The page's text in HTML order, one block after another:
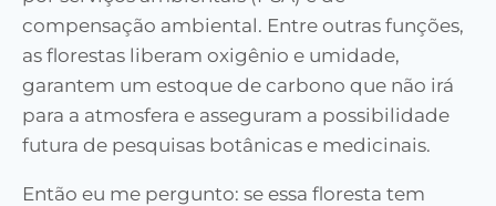
compensação ambiental. Entre outras funções,
as florestas liberam oxigênio e umidade,
garantem um estoque de carbono que não irá
para a atmosfera e asseguram a possibilidade
futura de pesquisas botânicas e medicinais.
Então eu me pergunto: se essa floresta tem